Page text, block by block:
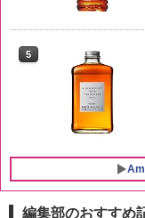
5
編集部のおすすめ